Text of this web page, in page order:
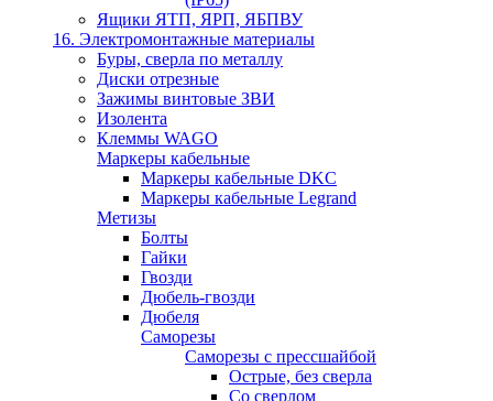
Ящики ЯТП, ЯРП, ЯБПВУ
16. Электромонтажные материалы
Буры, сверла по металлу
Диски отрезные
Зажимы винтовые ЗВИ
Изолента
Клеммы WAGO
Маркеры кабельные
Маркеры кабельные DKC
Маркеры кабельные Legrand
Метизы
Болты
Гайки
Гвозди
Дюбель-гвозди
Дюбеля
Саморезы
Саморезы с прессшайбой
Острые, без сверла
Со сверлом